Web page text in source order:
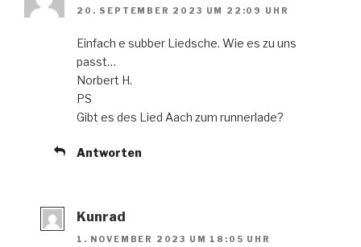
20. SEPTEMBER 2023 UM 22:09 UHR
Einfach e subber Liedsche. Wie es zu uns
passt…
Norbert H.
PS
Gibt es des Lied Aach zum runnerlade?
Antworten
Kunrad
1. NOVEMBER 2023 UM 18:05 UHR